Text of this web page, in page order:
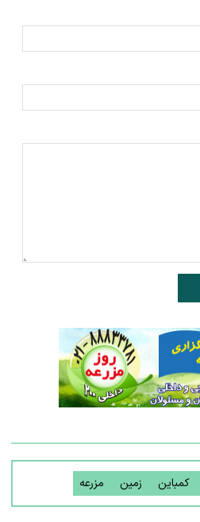
کمباین زمین مزرعه